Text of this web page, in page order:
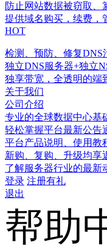
防止网站数据被窃取、
提供域名购买，续费，
HOT
检测、预防、修复DNS
独立DNS服务器+独立
独享带宽，全透明的端
关于我们
公司介绍
专业的全球数据中心基
轻松掌握平台最新公告
平台产品说明、使用教
新购、复购、升级均享
了解服务器行业的最新
登录 注册有礼
退出
帮助